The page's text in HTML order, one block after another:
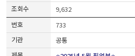
9,632
733
공통